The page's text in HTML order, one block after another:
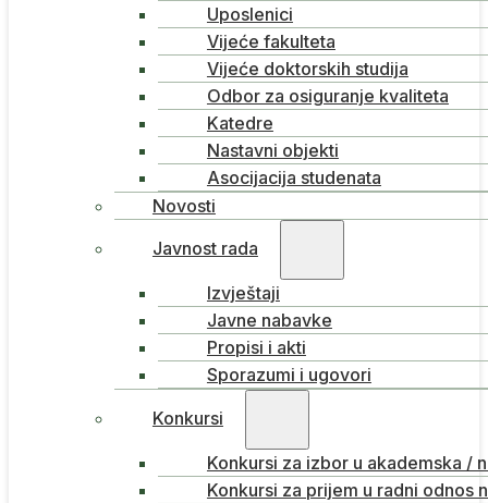
Uposlenici
Vijeće fakulteta
Vijeće doktorskih studija
Odbor za osiguranje kvaliteta
Katedre
Nastavni objekti
Asocijacija studenata
Novosti
Javnost rada
Izvještaji
Javne nabavke
Propisi i akti
Sporazumi i ugovori
Konkursi
Konkursi za izbor u akademska /
Konkursi za prijem u radni odnos